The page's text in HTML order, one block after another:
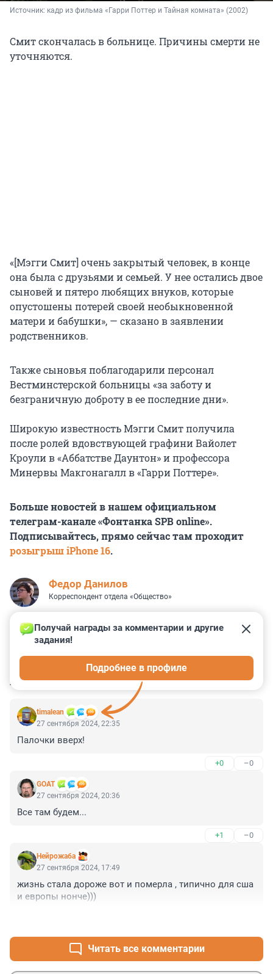
Источник: кадр из фильма «Гарри Поттер и Тайная комната» (2002)
Смит скончалась в больнице. Причины смерти не
уточняются.
«[Мэгги Смит] очень закрытый человек, в конце
она была с друзьями и семьей. У нее остались двое
сыновей и пятеро любящих внуков, которые
опустошены потерей своей необыкновенной
матери и бабушки», — сказано в заявлении
родственников.
Также сыновья поблагодарили персонал
Вестминстерской больницы «за заботу и
безграничную доброту в ее последние дни».
Широкую известность Мэгги Смит получила
после ролей вдовствующей графини Вайолет
Кроули в «Аббатстве Даунтон» и профессора
Минервы Макгонагалл в «Гарри Поттере».
Больше новостей в нашем официальном
телеграм-канале «Фонтанка SPB online».
Подписывайтесь, прямо сейчас там проходит
розыгрыш iPhone 16.
Федор Данилов
Корреспондент отдела «Общество»
КОММЕНТАРИИ 9
timalean
Получай награды за комментарии и другие
задания!
Подробнее в профиле
27 сентября 2024, 22:35
Палочки вверх!
+0 –0
GOAT
27 сентября 2024, 20:36
Все там будем...
+1 –0
Нейрожаба
27 сентября 2024, 17:49
жизнь стала дороже вот и померла , типично для сша
и европы нонче)))
Читать все комментарии